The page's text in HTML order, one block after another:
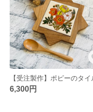
【受注製作】ポピーのタイ
6,300円